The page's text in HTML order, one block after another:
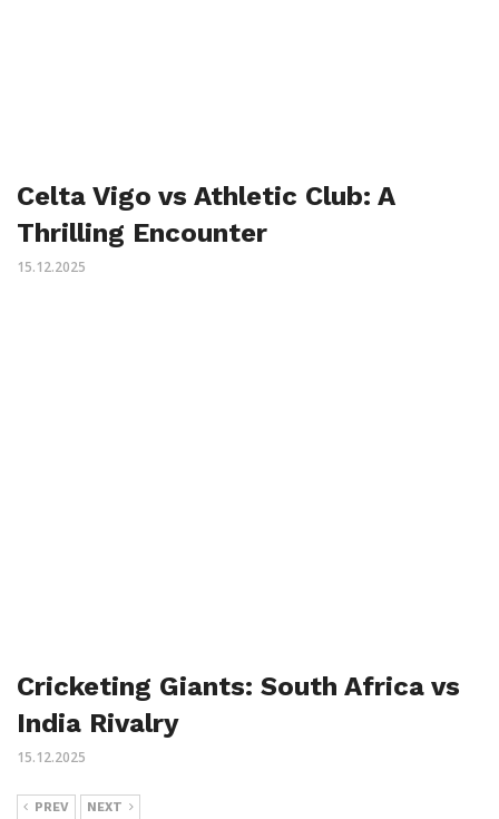
Celta Vigo vs Athletic Club: A
Thrilling Encounter
15.12.2025
Cricketing Giants: South Africa vs
India Rivalry
15.12.2025
PREV NEXT